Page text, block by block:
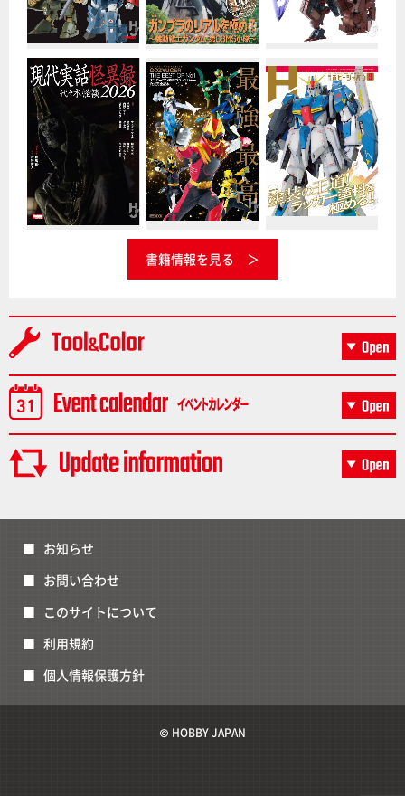
書籍情報を見る
お知らせ
お問い合わせ
このサイトについて
利用規約
個人情報保護方針
© HOBBY JAPAN